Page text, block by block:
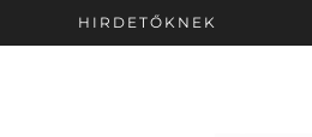
HIRDETŐKNEK